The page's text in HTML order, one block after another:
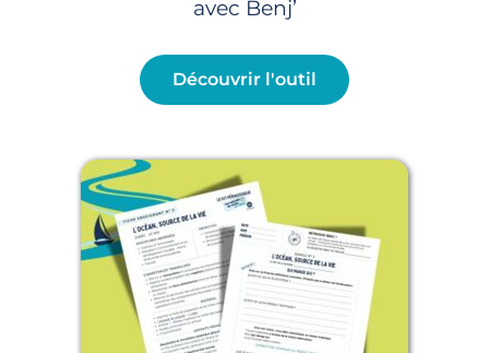
avec Benj’
Découvrir l'outil